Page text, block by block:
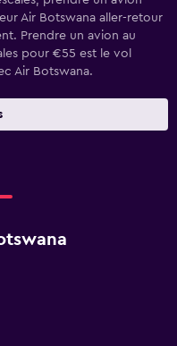
Air Botswana aller-retour
Prendre un avion au
pour €55 est le vol
Air Botswana.